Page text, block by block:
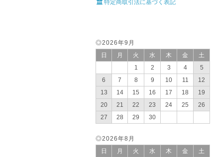
特定商取引法に基づく表記
◎2026年9月
日
月 火 水 木 金
土
1
2 3 4
5
6
7 8 9 10 11
12
13
14 15 16 17 18
19
20
21 22 23 24 25
26
27
28 29 30
◎2026年8月
日
月 火 水 木 金
土